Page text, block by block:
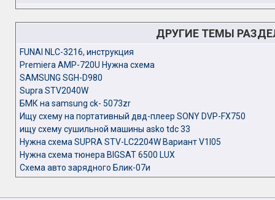
ДРУГИЕ ТЕМЫ
FUNAI NLC-3216, инструкция
Premiera AMP-720U Нужна схема
SAMSUNG SGH-D980
Supra STV2040W
БМК на samsung ck- 5073zr
Ищу схему на портативный двд-плеер SONY DVP-FX750
ищу схему сушильной машины asko tdc 33
Нужна схема SUPRA STV-LC2204W Вариант V1I05
Нужна схема тюнера BIGSAT 6500 LUX
Схема авто зарядного Блик-07и